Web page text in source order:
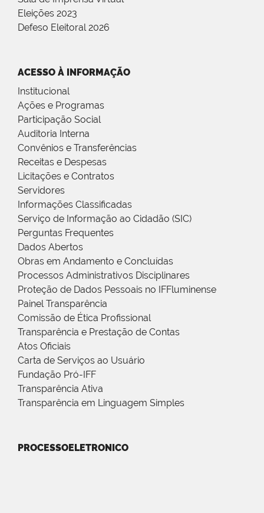
Eleições 2023
Defeso Eleitoral 2026
ACESSO À INFORMAÇÃO
Institucional
Ações e Programas
Participação Social
Auditoria Interna
Convênios e Transferências
Receitas e Despesas
Licitações e Contratos
Servidores
Informações Classificadas
Serviço de Informação ao Cidadão (SIC)
Perguntas Frequentes
Dados Abertos
Obras em Andamento e Concluídas
Processos Administrativos Disciplinares
Proteção de Dados Pessoais no IFFluminense
Painel Transparência
Comissão de Ética Profissional
Transparência e Prestação de Contas
Atos Oficiais
Carta de Serviços ao Usuário
Fundação Pró-IFF
Transparência Ativa
Transparência em Linguagem Simples
PROCESSOELETRONICO